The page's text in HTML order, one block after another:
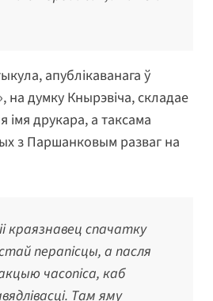
апублікаванага ў
на думку Кнырэвіча, складае
імя друкара, а таксама
з Паршанковым разваг на
краязнавец спачатку
перапісцы, а пасля
часопіса, каб
Там яму